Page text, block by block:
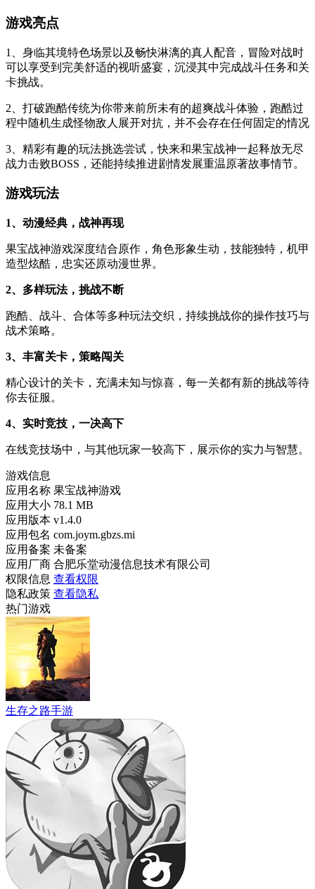
游戏亮点
1、身临其境特色场景以及畅快淋漓的真人配音，冒险对战时
可以享受到完美舒适的视听盛宴，沉浸其中完成战斗任务和关
卡挑战。
2、打破跑酷传统为你带来前所未有的超爽战斗体验，跑酷过
程中随机生成怪物敌人展开对抗，并不会存在任何固定的情况
3、精彩有趣的玩法挑选尝试，快来和果宝战神一起释放无尽
战力击败BOSS，还能持续推进剧情发展重温原著故事情节。
游戏玩法
1、动漫经典，战神再现
果宝战神游戏深度结合原作，角色形象生动，技能独特，机甲
造型炫酷，忠实还原动漫世界。
2、多样玩法，挑战不断
跑酷、战斗、合体等多种玩法交织，持续挑战你的操作技巧与
战术策略。
3、丰富关卡，策略闯关
精心设计的关卡，充满未知与惊喜，每一关都有新的挑战等待
你去征服。
4、实时竞技，一决高下
在线竞技场中，与其他玩家一较高下，展示你的实力与智慧。
游戏信息
应用名称 果宝战神游戏
应用大小 78.1 MB
应用版本 v1.4.0
应用包名 com.joym.gbzs.mi
应用备案 未备案
应用厂商 合肥乐堂动漫信息技术有限公司
权限信息 查看权限
隐私政策 查看隐私
热门游戏
生存之路手游